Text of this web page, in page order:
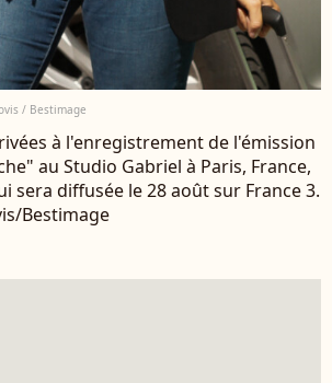
/ Bestimage
à l'enregistrement de l'émission
au Studio Gabriel à Paris, France,
sera diffusée le 28 août sur France 3.
Bestimage